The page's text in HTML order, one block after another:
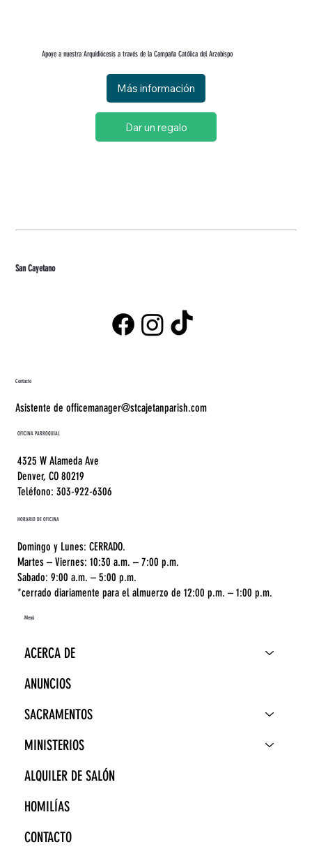
Apoye a nuestra Arquidiócesis a través de la Campaña Católica del Arzobispo
Más información
Dar un regalo
San Cayetano
Menú
ACERCA DE
ANUNCIOS
SACRAMENTOS
MINISTERIOS
ALQUILER DE SALÓN
HOMILÍAS
CONTACTO
OFICINA PARROQUIAL
4325 W Alameda Ave
Denver, CO 80219
Teléfono: 303-922-6306
HORARIO DE OFICINA
Domingo y Lunes: CERRADO.
Martes – Viernes: 10:30 a.m. – 7:00 p.m.
Sabado: 9:00 a.m. – 5:00 p.m.
*cerrado diariamente para el almuerzo de 12:00 p.m. – 1:00 p.m.
Contacto
Asistente de officemanager@stcajetanparish.com